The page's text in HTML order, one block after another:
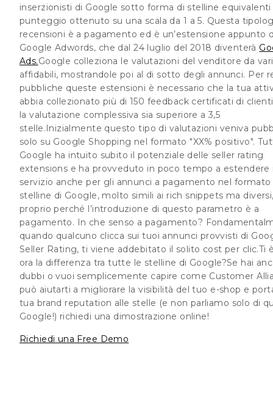
inserzionisti di Google sotto forma di stelline equivalenti
punteggio ottenuto su una scala da 1 a 5. Questa
recensioni è a pagamento ed è un’estensione appunto
Google Adwords, che dal 24 luglio del 2018 diventerà
Ads.Google colleziona le valutazioni del venditore da
affidabili, mostrandole poi al di sotto degli annunci. Per
pubbliche queste estensioni è necessario che la tua
abbia collezionato più di 150 feedback certificati di
la valutazione complessiva sia superiore a 3,5
stelle.Inizialmente questo tipo di valutazioni veniva
solo su Google Shopping nel formato "XX% positivo".
Google ha intuito subito il potenziale delle seller rating
extensions e ha provveduto in poco tempo a estendere
servizio anche per gli annunci a pagamento nel formato
stelline di Google, molto simili ai rich snippets ma
proprio perché l’introduzione di questo parametro è a
pagamento. In che senso a pagamento?
quando qualcuno clicca sui tuoi annunci provvisti di
Seller Rating, ti viene addebitato il solito cost per clic.Ti
ora la differenza tra tutte le stelline di Google?Se hai
dubbi o vuoi semplicemente capire come Customer
può aiutarti a migliorare la visibilità del tuo e-shop e
tua brand reputation alle stelle (e non parliamo solo di
Google!) richiedi una dimostrazione online!
Richiedi una Free Demo